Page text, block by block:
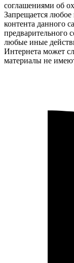
соглашениями об
Запрещается любое
контента данного
предварительного
любые иные
Интернета может
материалы не